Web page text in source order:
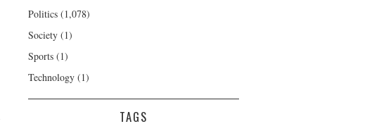
Politics (1,078)
Society (1)
Sports (1)
Technology (1)
TAGS